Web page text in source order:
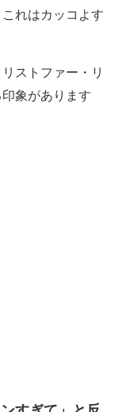
れはカッコよす
ストファー・リ
象があります